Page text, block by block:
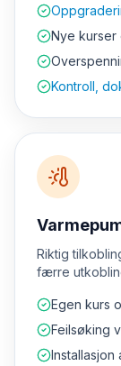
Nye kurser
Kontroll,
Riktig
færre
Egen kurs
Feilsøking